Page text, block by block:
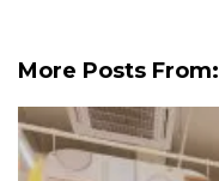
More Posts From: